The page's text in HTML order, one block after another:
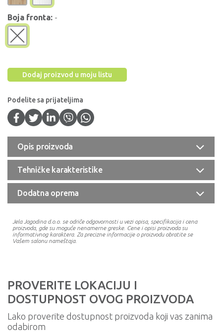
Boja fronta: -
Dodaj proizvod u moju listu
Podelite sa prijateljima
Opis proizvoda
Tehničke karakteristike
Dodatna oprema
Jela Jagodina d.o.o. se odriče odgovornosti u vezi opisa, specifikacija i cena
proizvoda, gde su moguće nenamerne greske. Cene i opisi proizvoda su
informativnog karaktera. Za precizne informacije o proizvodu obratite se
Vašem salonu nameštaja.
PROVERITE LOKACIJU I
DOSTUPNOST OVOG PROIZVODA
Lako proverite dostupnost proizvoda koji vas zanima
odabirom